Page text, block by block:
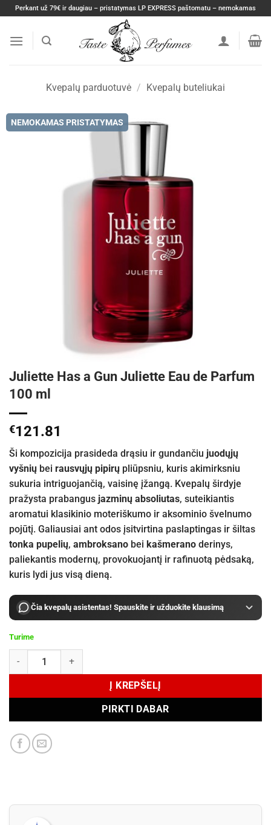
Skip
content
Perkant už 79€ ir daugiau – pristatymas LP EXPRESS paštomatu – nemokamas
Kvepalų parduotuvė / Kvepalų buteliukai
NEMOKAMAS PRISTATYMAS
Juliette Has a Gun Juliette Eau de Parfum
100 ml
€121.81
Ši kompozicija prasideda drąsiu ir gundančiu juodųjų
vyšnių bei rausvųjų pipirų pliūpsniu, kuris akimirksniu
sukuria intriguojančią, vaisinę įžangą. Kvepalų širdyje
pražysta prabangus jazminų absoliutas, suteikiantis
aromatui klasikinio moteriškumo ir aksominio švelnumo
pojūtį. Galiausiai ant odos įsitvirtina paslaptingas ir šiltas
tonka pupelių, ambroksano bei kašmerano derinys,
paliekantis modernų, provokuojantį ir rafinuotą pėdsaką,
kuris lydi jus visą dieną.
Čia kvepalų asistentas! Spauskite ir užduokite klausimą
Turime
produkto kiekis: Juliette Has a Gun Juliette Eau de Parfum 100 ml
Į KREPŠELĮ
PIRKTI DABAR